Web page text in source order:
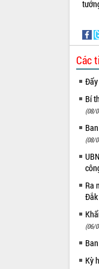
Các
Bí
(08/
(08/
Ra
Đắk
(06/
Kỳ